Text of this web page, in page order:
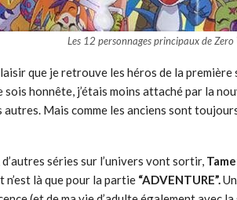
Les 12 personnages principaux de Zero
que je retrouve les héros de la
sois honnête, j’étais moins attaché par la
autres. Mais comme les anciens sont
séries sur l’univers vont sortir,
n’est là que pour la partie “ADVENTURE”.